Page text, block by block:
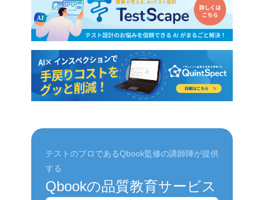
テストのプロであるQbook監修の講師陣が提供
する
Qbookの品質教育サービス